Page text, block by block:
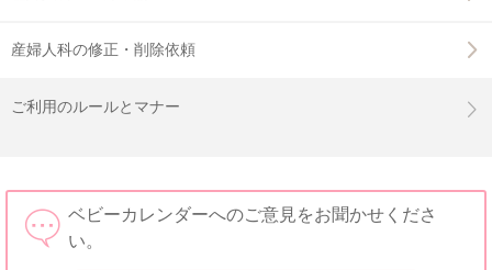
産婦人科の修正・削除依頼
ご利用のルールとマナー
ベビーカレンダーへのご意見をお聞かせくださ
い。